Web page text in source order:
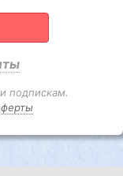
подпискам.